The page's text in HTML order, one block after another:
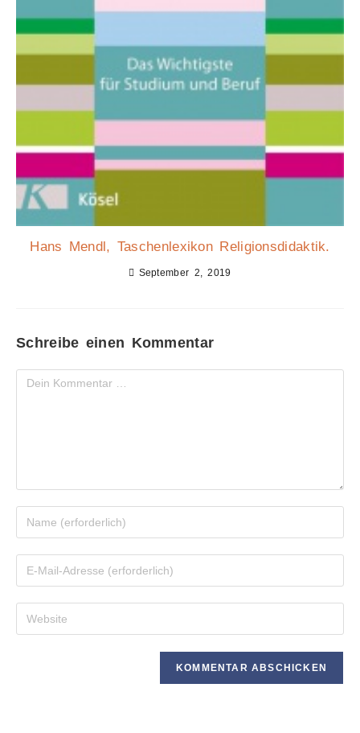
Hans Mendl, Taschenlexikon Religionsdidaktik.
September 2, 2019
Schreibe einen Kommentar